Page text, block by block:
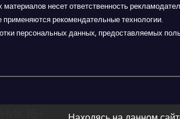
несет ответственность
рекомендательные технологии.
персональных данных, предоставляемых